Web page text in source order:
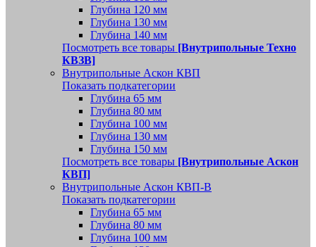
Глубина 120 мм
Глубина 130 мм
Глубина 140 мм
Посмотреть все товары [Внутрипольные Техно
КВЗВ]
Внутрипольные Аскон КВП
Показать подкатегории
Глубина 65 мм
Глубина 80 мм
Глубина 100 мм
Глубина 130 мм
Глубина 150 мм
Посмотреть все товары [Внутрипольные Аскон
КВП]
Внутрипольные Аскон КВП-В
Показать подкатегории
Глубина 65 мм
Глубина 80 мм
Глубина 100 мм